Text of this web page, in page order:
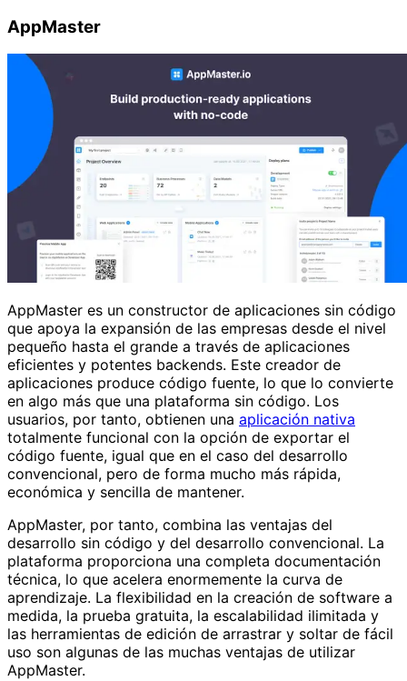
AppMaster
AppMaster es un constructor de aplicaciones sin código
que apoya la expansión de las empresas desde el nivel
pequeño hasta el grande a través de aplicaciones
eficientes y potentes backends. Este creador de
aplicaciones produce código fuente, lo que lo convierte
en algo más que una plataforma sin código. Los
usuarios, por tanto, obtienen una aplicación nativa
totalmente funcional con la opción de exportar el
código fuente, igual que en el caso del desarrollo
convencional, pero de forma mucho más rápida,
económica y sencilla de mantener.
AppMaster, por tanto, combina las ventajas del
desarrollo sin código y del desarrollo convencional. La
plataforma proporciona una completa documentación
técnica, lo que acelera enormemente la curva de
aprendizaje. La flexibilidad en la creación de software a
medida, la prueba gratuita, la escalabilidad ilimitada y
las herramientas de edición de arrastrar y soltar de fácil
uso son algunas de las muchas ventajas de utilizar
AppMaster.